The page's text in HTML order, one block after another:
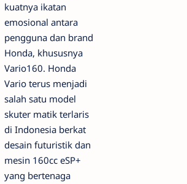
kuatnya ikatan
emosional antara
pengguna dan brand
Honda, khususnya
Vario160. Honda
Vario terus menjadi
salah satu model
skuter matik terlaris
di Indonesia berkat
desain futuristik dan
mesin 160cc eSP+
yang bertenaga